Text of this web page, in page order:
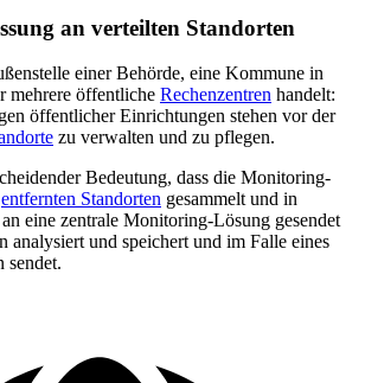
an verteilten Standorten
einer Behörde, eine Kommune in
mehrere öffentliche Rechenzentren handelt:
öffentlicher Einrichtungen stehen vor der
zu verwalten und zu pflegen.
Bedeutung, dass die Monitoring-
entfernten Standorten gesammelt und in
eine zentrale Monitoring-Lösung gesendet
analysiert und speichert und im Falle eines
sendet.